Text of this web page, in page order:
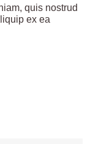
quis nostrud
ex ea